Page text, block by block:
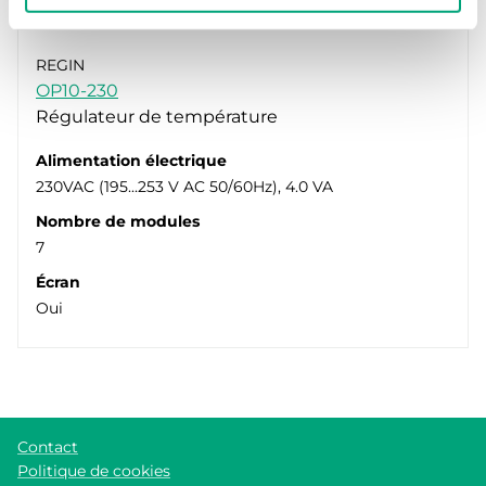
REGIN
OP10-230
Régulateur de température
Alimentation électrique
230VAC (195...253 V AC 50/60Hz), 4.0 VA
Nombre de modules
7
Écran
Oui
Contact
Politique de cookies